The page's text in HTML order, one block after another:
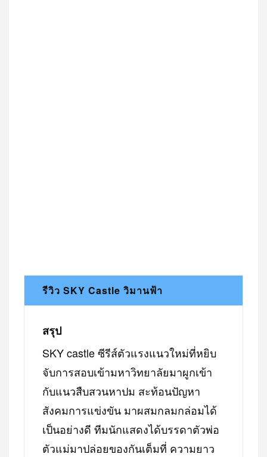
รีวิว SKY Castle วิมานฟ้า
สรุป
SKY castle ซีรีส์ตัวแรงแนวใหม่ที่หยิบ
จับการสอบเข้ามหาวิทยาลัยมาผูกเข้า
กับแนวสืบสวนหาปม สะท้อนปัญหา
สังคมการแข่งขัน มาผสมกลมกล่อมได้
เป็นอย่างดี ทีมนักแสดงได้บรรดาตัวพ่อ
ตัวแม่มาปล่อยของกันเต็มที่ ความยาว